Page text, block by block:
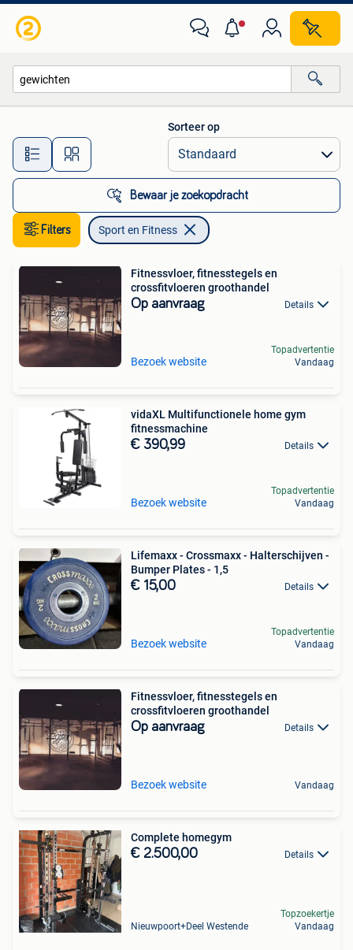
Alle afstanden…
Sorteer op
Bewaar je zoekopdracht
Filters Sport en Fitness
Fitnessvloer, fitnesstegels en
crossfitvloeren groothandel
Op aanvraag Details
Bezoek website
Topadvertentie
Vandaag
vidaXL Multifunctionele home gym
fitnessmachine
€ 390,99 Details
Bezoek website
Topadvertentie
Vandaag
Lifemaxx - Crossmaxx - Halterschijven -
Bumper Plates - 1,5
€ 15,00 Details
Bezoek website
Topadvertentie
Vandaag
Fitnessvloer, fitnesstegels en
crossfitvloeren groothandel
Op aanvraag Details
Bezoek website Vandaag
Complete homegym
€ 2.500,00 Details
Nieuwpoort+Deel Westende
Topzoekertje
Vandaag